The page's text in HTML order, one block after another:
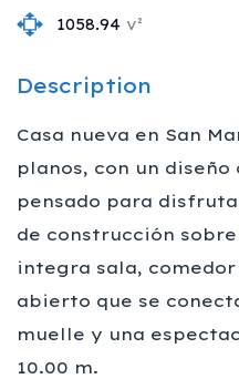
1058.94 v²
Description
Casa nueva en San
planos, con un
pensado para
de construcción
integra sala,
abierto que se
muelle y una
10.00 m.